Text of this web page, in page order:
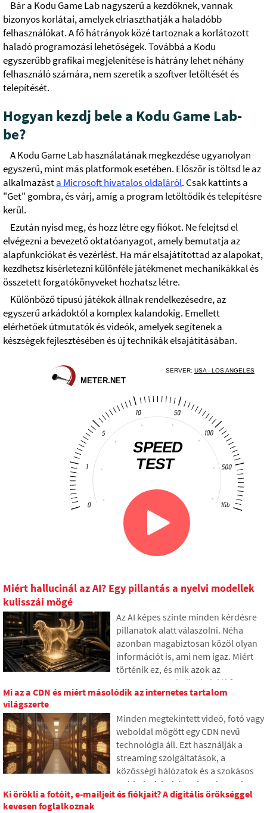
Bár a Kodu Game Lab nagyszerű a kezdőknek, vannak
bizonyos korlátai, amelyek elriaszthatják a haladóbb
felhasználókat. A fő hátrányok közé tartoznak a korlátozott
haladó programozási lehetőségek. Továbbá a Kodu
egyszerűbb grafikai megjelenítése is hátrány lehet néhány
felhasználó számára, nem szeretik a szoftver letöltését és
telepítését.
Hogyan kezdj bele a Kodu Game Lab-
be?
A Kodu Game Lab használatának megkezdése ugyanolyan
egyszerű, mint más platformok esetében. Először is töltsd le az
alkalmazásta Microsoft hivatalos oldaláról. Csak kattints a
"Get" gombra, és várj, amíg a program letöltődik és telepítésre
kerül.
Ezután nyisd meg, és hozz létre egy fiókot. Ne felejtsd el
elvégezni a bevezető oktatóanyagot, amely bemutatja az
alapfunkciókat és vezérlést. Ha már elsajátítottad az alapokat,
kezdhetsz kísérletezni különféle játékmenet mechanikákkal és
összetett forgatókönyveket hozhatsz létre.
Különböző típusú játékok állnak rendelkezésedre, az
egyszerű arkádoktól a komplex kalandokig. Emellett
elérhetőek útmutatók és videók, amelyek segítenek a
készségek fejlesztésében és új technikák elsajátításában.
Miért hallucinál az AI? Egy pillantás a nyelvi modellek
kulisszái mögé
Az AI képes szinte minden kérdésre
pillanatok alatt válaszolni. Néha
azonban magabiztosan közöl olyan
információt is, ami nem igaz. Miért
történik ez, és mik azok az
úgynevezett AI hallucinációk? A
cikkben elmagyarázzuk, hogyan
miért hoznak néha valótlan
válaszokat, és hogyan próbálják a
fejlesztők fokozatosan korlátozni ezt
a problémát.
Mi az a CDN és miért másolódik az internetes tartalom
világszerte
Minden megtekintett videó, fotó vagy
weboldal mögött egy CDN nevű
technológia áll. Ezt használják a
streaming szolgáltatások, a
közösségi hálózatok és a szokásos
webhelyek is, bár sok ember soha
nem hallott róla. A cikkben
Ki örökli a fotóit, e-mailjeit és fiókjait? A digitális örökséggel
kevesen foglalkoznak